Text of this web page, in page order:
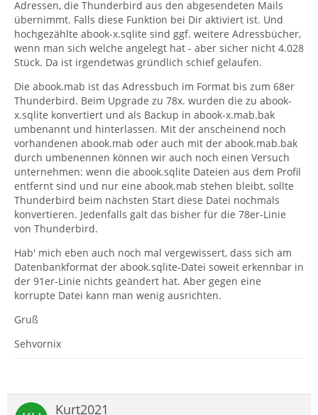
Adressen, die Thunderbird aus den abgesendeten Mails
übernimmt. Falls diese Funktion bei Dir aktiviert ist. Und
hochgezählte abook-x.sqlite sind ggf. weitere Adressbücher,
wenn man sich welche angelegt hat - aber sicher nicht 4.028
Stück. Da ist irgendetwas gründlich schief gelaufen.
Die abook.mab ist das Adressbuch im Format bis zum 68er
Thunderbird. Beim Upgrade zu 78x. wurden die zu abook-
x.sqlite konvertiert und als Backup in abook-x.mab.bak
umbenannt und hinterlassen. Mit der anscheinend noch
vorhandenen abook.mab oder auch mit der abook.mab.bak
durch umbenennen können wir auch noch einen Versuch
unternehmen: wenn die abook.sqlite Dateien aus dem Profil
entfernt sind und nur eine abook.mab stehen bleibt, sollte
Thunderbird beim nächsten Start diese Datei nochmals
konvertieren. Jedenfalls galt das bisher für die 78er-Linie
von Thunderbird.
Hab' mich eben auch noch mal vergewissert, dass sich am
Datenbankformat der abook.sqlite-Datei soweit erkennbar in
der 91er-Linie nichts geändert hat. Aber gegen eine
korrupte Datei kann man wenig ausrichten.
Gruß
Sehvornix
Kurt2021